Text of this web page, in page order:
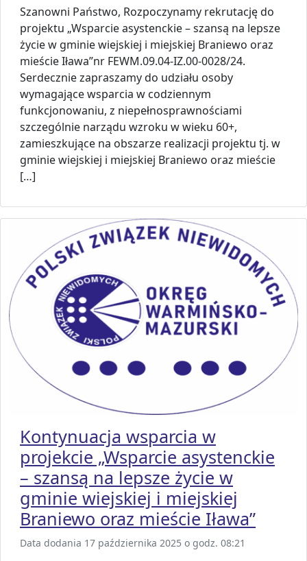
Szanowni Państwo, Rozpoczynamy rekrutację do
projektu „Wsparcie asystenckie – szansą na lepsze
życie w gminie wiejskiej i miejskiej Braniewo oraz
mieście Iława”nr FEWM.09.04-IZ.00-0028/24.
Serdecznie zapraszamy do udziału osoby
wymagające wsparcia w codziennym
funkcjonowaniu, z niepełnosprawnościami
szczególnie narządu wzroku w wieku 60+,
zamieszkujące na obszarze realizacji projektu tj. w
gminie wiejskiej i miejskiej Braniewo oraz mieście
[…]
Kontynuacja wsparcia w
projekcie „Wsparcie asystenckie
– szansą na lepsze życie w
gminie wiejskiej i miejskiej
Braniewo oraz mieście Iława”
Data dodania 17 października 2025 o godz. 08:21